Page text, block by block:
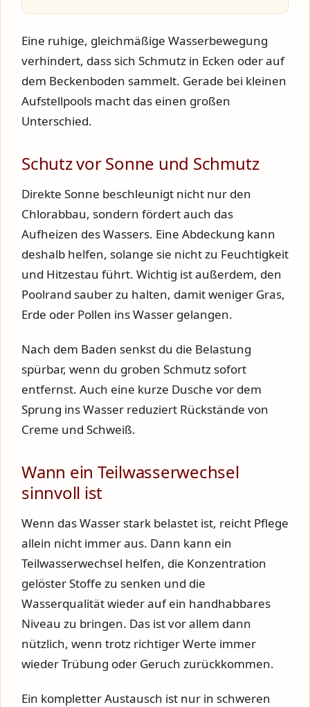
Eine ruhige, gleichmäßige Wasserbewegung
verhindert, dass sich Schmutz in Ecken oder auf
dem Beckenboden sammelt. Gerade bei kleinen
Aufstellpools macht das einen großen
Unterschied.
Schutz vor Sonne und Schmutz
Direkte Sonne beschleunigt nicht nur den
Chlorabbau, sondern fördert auch das
Aufheizen des Wassers. Eine Abdeckung kann
deshalb helfen, solange sie nicht zu Feuchtigkeit
und Hitzestau führt. Wichtig ist außerdem, den
Poolrand sauber zu halten, damit weniger Gras,
Erde oder Pollen ins Wasser gelangen.
Nach dem Baden senkst du die Belastung
spürbar, wenn du groben Schmutz sofort
entfernst. Auch eine kurze Dusche vor dem
Sprung ins Wasser reduziert Rückstände von
Creme und Schweiß.
Wann ein Teilwasserwechsel
sinnvoll ist
Wenn das Wasser stark belastet ist, reicht Pflege
allein nicht immer aus. Dann kann ein
Teilwasserwechsel helfen, die Konzentration
gelöster Stoffe zu senken und die
Wasserqualität wieder auf ein handhabbares
Niveau zu bringen. Das ist vor allem dann
nützlich, wenn trotz richtiger Werte immer
wieder Trübung oder Geruch zurückkommen.
Ein kompletter Austausch ist nur in schweren